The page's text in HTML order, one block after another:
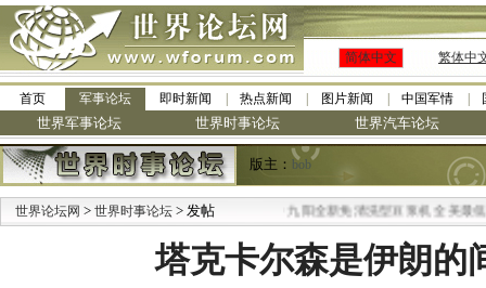
简体中文 繁体中
首页 军事论坛 即时新闻 热点新闻 图片新闻 中国军情
世界军事论坛 世界时事论坛 世界汽车论坛
版主： bob
世界论坛网 > 世界时事论坛 > 发帖 九阳全新免清洗型豆浆机 全美最低
塔克卡尔森是伊朗的